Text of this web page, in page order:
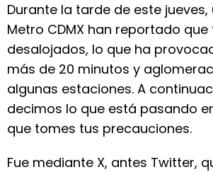
Durante la tarde de este jueves,
Metro CDMX han reportado que
desalojados, lo que ha
más de 20 minutos y
algunas estaciones. A
decimos lo que está pasando
que tomes tus precauciones.
Fue mediante X, antes Twitter,